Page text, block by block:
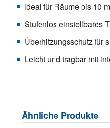
Ideal für Räume bis 10
Stufenlos einstellbares
Überhitzungsschutz für
Leicht und tragbar mit
Produktgalerie
Ähnliche Produkte